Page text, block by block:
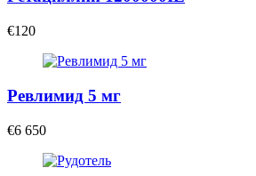
€120
Ревлимид 5 мг
€6 650